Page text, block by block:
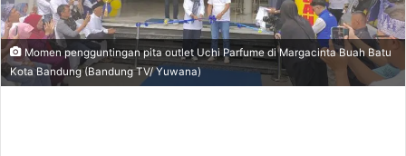
i
l
Momen pengguntingan pita outlet Uchi Parfume di Margacinta Buah Batu
Kota Bandung (Bandung TV/ Yuwana)